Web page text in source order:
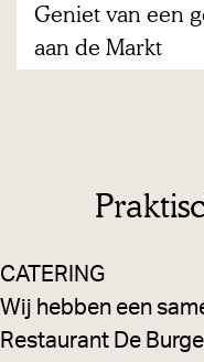
e
i
d
Geniet van een
aan de Markt
z
e
l
CATERING
Wij hebben een
Restaurant De